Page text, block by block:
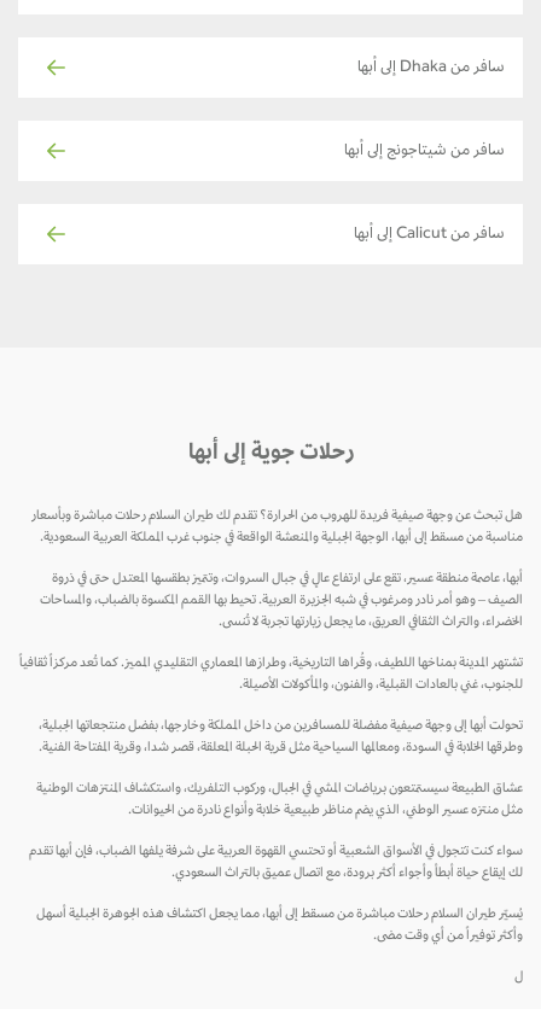
سافر من Dhaka إلى أبها
سافر من شيتاجونج إلى أبها
سافر من Calicut إلى أبها
رحلات جوية إلى أبها
هل تبحث عن وجهة صيفية فريدة للهروب من الحرارة؟ تقدم لك طيران السلام رحلات مباشرة وبأسعار
مناسبة من مسقط إلى أبها، الوجهة الجبلية والمنعشة الواقعة في جنوب غرب المملكة العربية السعودية.
أبها، عاصمة منطقة عسير، تقع على ارتفاع عالٍ في جبال السروات، وتتميز بطقسها المعتدل حتى في ذروة
الصيف – وهو أمر نادر ومرغوب في شبه الجزيرة العربية. تحيط بها القمم المكسوة بالضباب، والمساحات
الخضراء، والتراث الثقافي العريق، ما يجعل زيارتها تجربة لا تُنسى.
تشتهر المدينة بمناخها اللطيف، وقُراها التاريخية، وطرازها المعماري التقليدي المميز. كما تُعد مركزاً ثقافياً
للجنوب، غني بالعادات القبلية، والفنون، والمأكولات الأصيلة.
تحولت أبها إلى وجهة صيفية مفضلة للمسافرين من داخل المملكة وخارجها، بفضل منتجعاتها الجبلية،
وطرقها الخلابة في السودة، ومعالمها السياحية مثل قرية الحبلة المعلقة، قصر شدا، وقرية المفتاحة الفنية.
عشاق الطبيعة سيستمتعون برياضات المشي في الجبال، وركوب التلفريك، واستكشاف المنتزهات الوطنية
مثل منتزه عسير الوطني، الذي يضم مناظر طبيعية خلابة وأنواع نادرة من الحيوانات.
سواء كنت تتجول في الأسواق الشعبية أو تحتسي القهوة العربية على شرفة يلفها الضباب، فإن أبها تقدم
لك إيقاع حياة أبطأ وأجواء أكثر برودة، مع اتصال عميق بالتراث السعودي.
يُسيّر طيران السلام رحلات مباشرة من مسقط إلى أبها، مما يجعل اكتشاف هذه الجوهرة الجبلية أسهل
وأكثر توفيراً من أي وقت مضى.